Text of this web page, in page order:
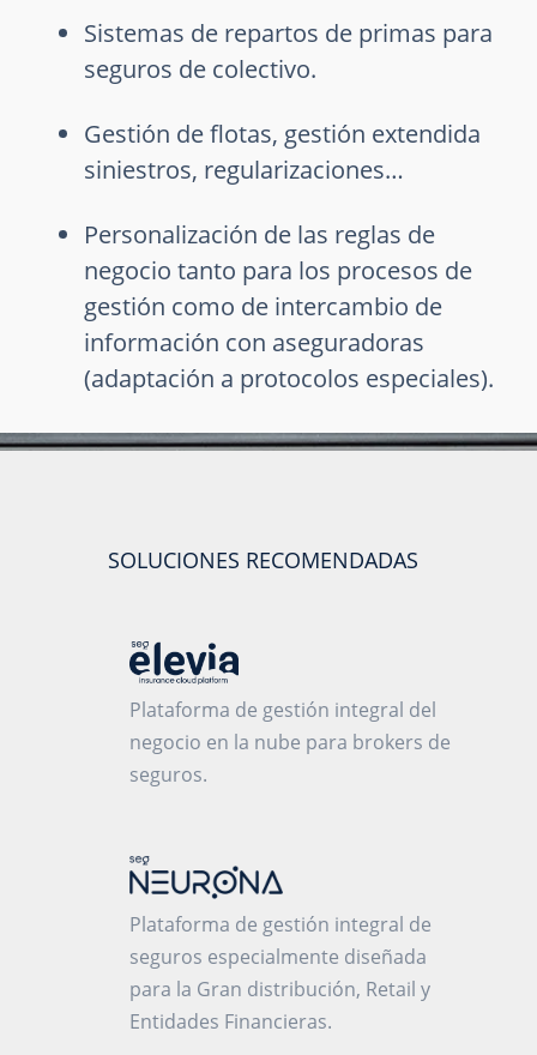
Sistemas de repartos de primas para
seguros de colectivo.
Gestión de flotas, gestión extendida
siniestros, regularizaciones…
Personalización de las reglas de
negocio tanto para los procesos de
gestión como de intercambio de
información con aseguradoras
(adaptación a protocolos especiales).
SOLUCIONES RECOMENDADAS
Plataforma de gestión integral del
negocio en la nube para brokers de
seguros.
Plataforma de gestión integral de
seguros especialmente diseñada
para la Gran distribución, Retail y
Entidades Financieras.